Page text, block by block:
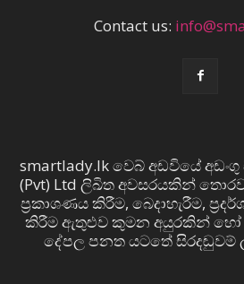
Contact us:
smartlady.lk වෙබ් අඩවියේ අඩංගු
(Pvt) Ltd ලිඛිත අවසරයකින්
ප්‍රකාශණය කිරීම, බෙදාහැරීම,
කිරීම ඇතුළුව කුමන අයුරකින් හෝ
දේපල පනත යටතේ සිරදඬුවම්